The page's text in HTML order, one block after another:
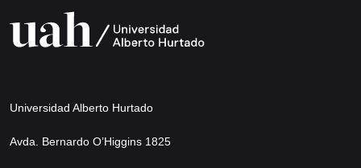
Universidad Alberto Hurtado
Avda. Bernardo O’Higgins 1825